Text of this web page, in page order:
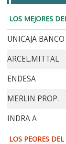
LOS MEJORES
UNICAJA BANCO
ARCEL.MITTAL
ENDESA
MERLIN PROP.
INDRA A
LOS PEORES